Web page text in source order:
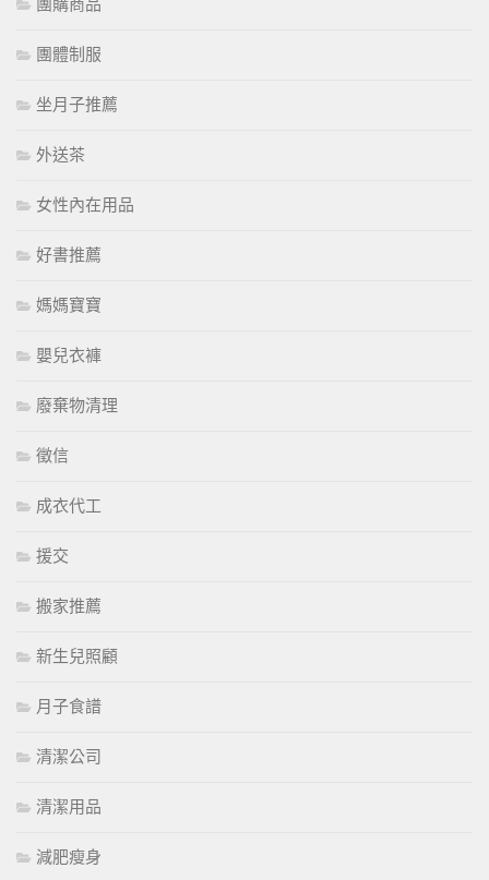
團購商品
團體制服
坐月子推薦
外送茶
女性內在用品
好書推薦
媽媽寶寶
嬰兒衣褲
廢棄物清理
徵信
成衣代工
援交
搬家推薦
新生兒照顧
月子食譜
清潔公司
清潔用品
減肥瘦身